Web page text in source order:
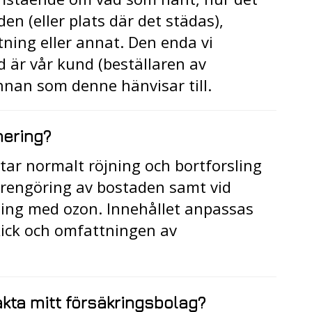
(eller plats där det städas),
eller annat. Den enda vi
är vår kund (beställaren av
som denne hänvisar till.
normalt röjning och bortforsling
av bostaden samt vid
med ozon. Innehållet anpassas
och omfattningen av
mitt försäkringsbolag?